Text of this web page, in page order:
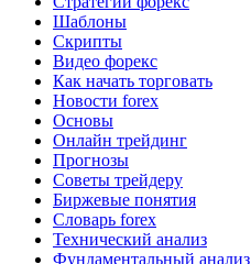
Шаблоны
Скрипты
Видео форекс
Как начать торговать
Новости forex
Основы
Онлайн трейдинг
Прогнозы
Советы трейдеру
Биржевые понятия
Словарь forex
Технический анализ
Фундаментальный анализ